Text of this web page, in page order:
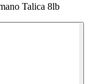
Talica 8lb